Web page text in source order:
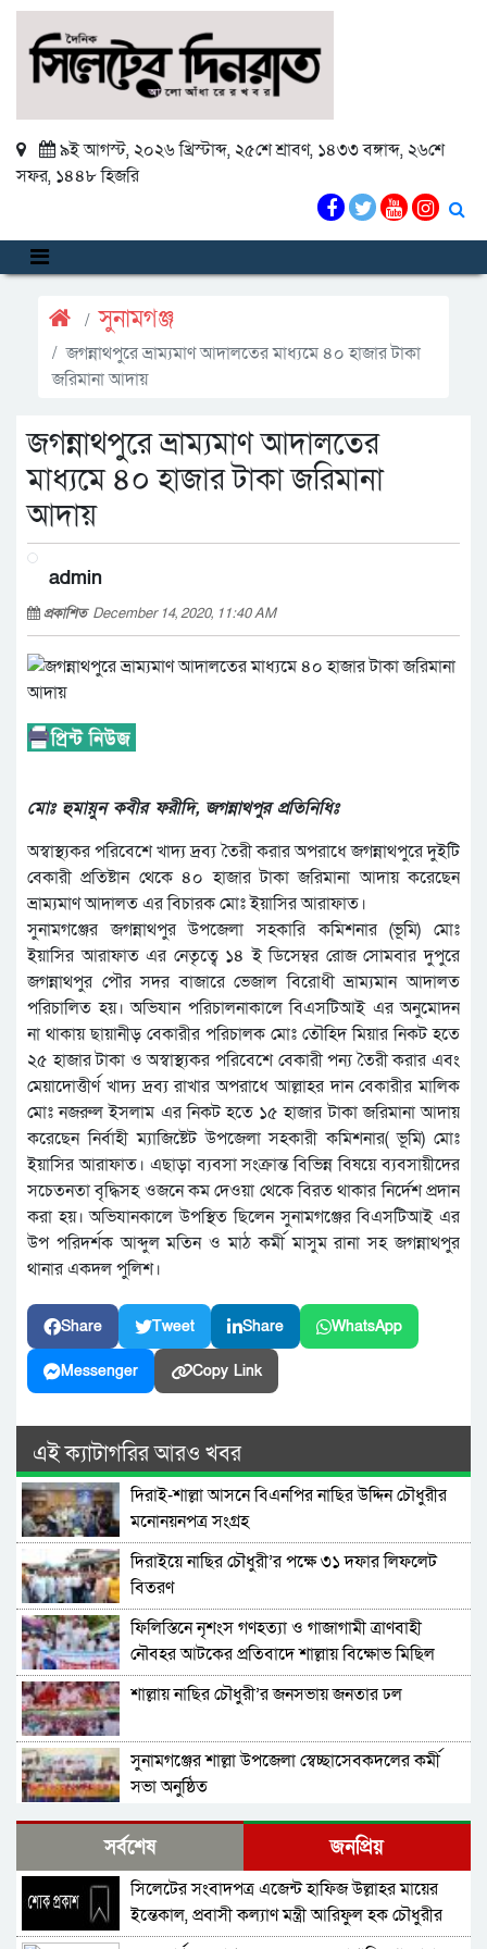
৯ই আগস্ট, ২০২৬ খ্রিস্টাব্দ, ২৫শে শ্রাবণ, ১৪৩৩ বঙ্গাব্দ, ২৬শে
সফর, ১৪৪৮ হিজরি
সুনামগঞ্জ
জগন্নাথপুরে ভ্রাম্যমাণ আদালতের মাধ্যমে ৪০ হাজার টাকা
জরিমানা আদায়
জগন্নাথপুরে ভ্রাম্যমাণ আদালতের
মাধ্যমে ৪০ হাজার টাকা জরিমানা
আদায়
admin
প্রকাশিত December 14, 2020, 11:40 AM
মোঃ হুমায়ুন কবীর ফরীদি, জগন্নাথপুর প্রতিনিধিঃ
অস্বাস্থ্যকর পরিবেশে খাদ্য দ্রব্য তৈরী করার অপরাধে জগন্নাথপুরে দুইটি
বেকারী প্রতিষ্টান থেকে ৪০ হাজার টাকা জরিমানা আদায় করেছেন
ভ্রাম্যমাণ আদালত এর বিচারক মোঃ ইয়াসির আরাফাত।
সুনামগঞ্জের জগন্নাথপুর উপজেলা সহকারি কমিশনার (ভূমি) মোঃ
ইয়াসির আরাফাত এর নেতৃত্বে ১৪ ই ডিসেম্বর রোজ সোমবার দুপুরে
জগন্নাথপুর পৌর সদর বাজারে ভেজাল বিরোধী ভ্রাম্যমান আদালত
পরিচালিত হয়। অভিযান পরিচালনাকালে বিএসটিআই এর অনুমোদন
না থাকায় ছায়ানীড় বেকারীর পরিচালক মোঃ তৌহিদ মিয়ার নিকট হতে
২৫ হাজার টাকা ও অস্বাস্থ্যকর পরিবেশে বেকারী পন্য তৈরী করার এবং
মেয়াদোত্তীর্ণ খাদ্য দ্রব্য রাখার অপরাধে আল্লাহর দান বেকারীর মালিক
মোঃ নজরুল ইসলাম এর নিকট হতে ১৫ হাজার টাকা জরিমানা আদায়
করেছেন নির্বাহী ম্যাজিষ্টেট উপজেলা সহকারী কমিশনার( ভূমি) মোঃ
ইয়াসির আরাফাত। এছাড়া ব্যবসা সংক্রান্ত বিভিন্ন বিষয়ে ব্যবসায়ীদের
সচেতনতা বৃদ্ধিসহ ওজনে কম দেওয়া থেকে বিরত থাকার নির্দেশ প্রদান
করা হয়। অভিযানকালে উপস্থিত ছিলেন সুনামগঞ্জের বিএসটিআই এর
উপ পরিদর্শক আব্দুল মতিন ও মাঠ কর্মী মাসুম রানা সহ জগন্নাথপুর
থানার একদল পুলিশ।
Share Tweet Share WhatsApp
Messenger Copy Link
এই ক্যাটাগরির আরও খবর
দিরাই-শাল্লা আসনে বিএনপির নাছির উদ্দিন চৌধুরীর
মনোনয়নপত্র সংগ্রহ
দিরাইয়ে নাছির চৌধুরী’র পক্ষে ৩১ দফার লিফলেট
বিতরণ
ফিলিস্তিনে নৃশংস গণহত্যা ও গাজাগামী ত্রাণবাহী
নৌবহর আটকের প্রতিবাদে শাল্লায় বিক্ষোভ মিছিল
শাল্লায় নাছির চৌধুরী’র জনসভায় জনতার ঢল
সুনামগঞ্জের শাল্লা উপজেলা স্বেচ্ছাসেবকদলের কর্মী
সভা অনুষ্ঠিত
দিরাইয়ে মাওলানা মুশতাক গাজীনগরীর হত্যার
প্রতিবাদে বিক্ষোভ মিছিল ও সমাবেশ অনুষ্ঠিত
শাল্লায় স্বেচ্চায় রক্তদানের ছোট উদ্যোগ থেকে সুদৃঢ়
মানবিক নেটওয়ার্ক
সর্বশেষ জনপ্রিয়
সিলেটের সংবাদপত্র এজেন্ট হাফিজ উল্লাহর মায়ের
ইন্তেকাল, প্রবাসী কল্যাণ মন্ত্রী আরিফুল হক চৌধুরীর
শোক